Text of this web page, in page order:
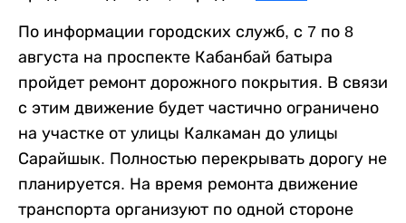
По информации городских служб, с 7 по 8
августа на проспекте Кабанбай батыра
пройдет ремонт дорожного покрытия. В связи
с этим движение будет частично ограничено
на участке от улицы Калкаман до улицы
Сарайшык. Полностью перекрывать дорогу не
планируется. На время ремонта движение
транспорта организуют по одной стороне